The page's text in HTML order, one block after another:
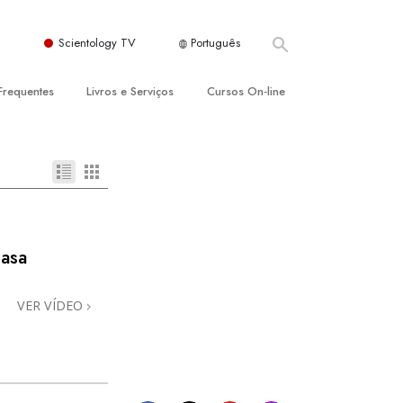
Scientology TV Português
Livros e Serviços Cursos On‑line
As Dinâmicas da Existência
Integridade e Honestidade
A Escala de Tom Emocional
VER VÍDEO